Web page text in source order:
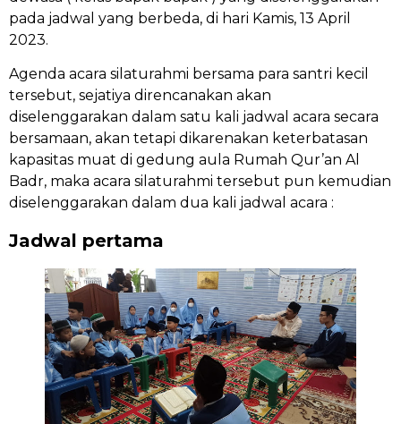
pada jadwal yang berbeda, di hari Kamis, 13 April
2023.
Agenda acara silaturahmi bersama para santri kecil
tersebut, sejatiya direncanakan akan
diselenggarakan dalam satu kali jadwal acara secara
bersamaan, akan tetapi dikarenakan keterbatasan
kapasitas muat di gedung aula Rumah Qur’an Al
Badr, maka acara silaturahmi tersebut pun kemudian
diselenggarakan dalam dua kali jadwal acara :
Jadwal pertama